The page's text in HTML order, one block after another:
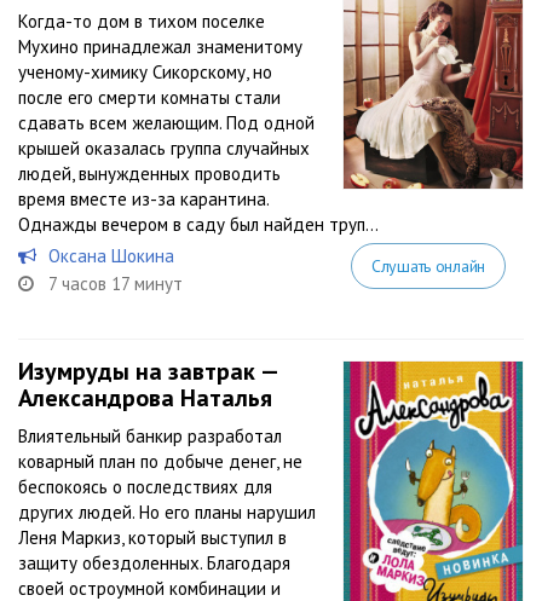
Когда-то дом в тихом поселке
Мухино принадлежал знаменитому
ученому-химику Сикорскому, но
после его смерти комнаты стали
сдавать всем желающим. Под одной
крышей оказалась группа случайных
людей, вынужденных проводить
время вместе из-за карантина.
Однажды вечером в саду был найден труп...
Оксана Шокина
7 часов 17 минут
Слушать онлайн
Изумруды на завтрак —
Александрова Наталья
Влиятельный банкир разработал
коварный план по добыче денег, не
беспокоясь о последствиях для
других людей. Но его планы нарушил
Леня Маркиз, который выступил в
защиту обездоленных. Благодаря
своей остроумной комбинации и